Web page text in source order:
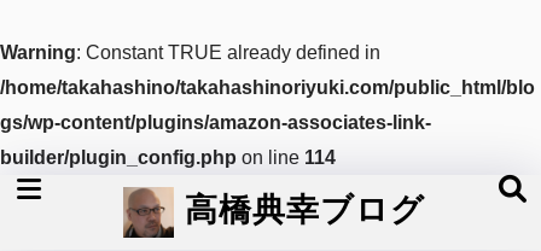
Warning: Constant TRUE already defined in
/home/takahashino/takahashinoriyuki.com/public_html/blo
gs/wp-content/plugins/amazon-associates-link-
builder/plugin_config.php on line 114
高橋典幸ブログ